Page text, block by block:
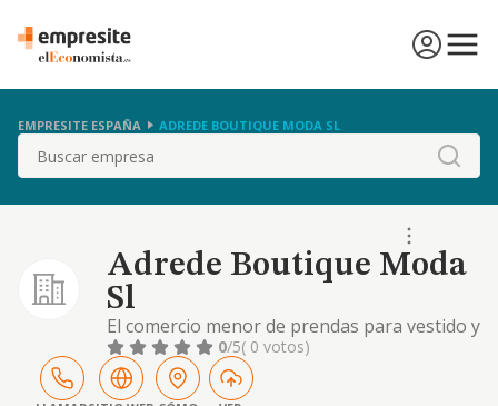
EMPRESITE ESPAÑA ADREDE BOUTIQUE MODA SL
Buscar
Adrede Boutique Moda
Sl
El comercio menor de prendas para vestido y
tocado y comercio menor de calzado,
articulos de piel, cinturones, carteras,
bolsos, maletas y articulos de viaje en
0/5( 0 votos)